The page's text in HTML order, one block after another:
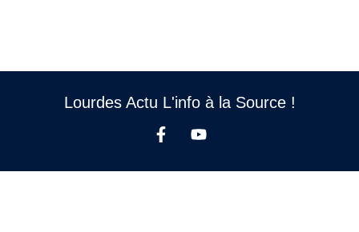
Lourdes Actu L'info à la Source !